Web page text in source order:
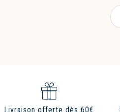
Livraison offerte dès 60€